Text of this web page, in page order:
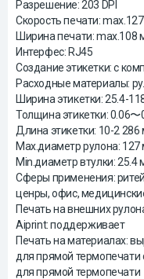
Разрешение: 203 DPI
Скорость печати:
Ширина печати: max.108
Интерфес: RJ45
Создание этикетки: с
Расходные материалы:
Ширина этикетки: 25.4-
Толщина этикетки: 0.06
Длина этикетки: 10-2
Max.диаметр рулона:
Min.диаметр втулки: 25.4
Сферы применения:
ценры, офис,
Печать на внешних
Aiprint: поддерживает
Печать на материалах:
для прямой термопечати
для прямой термопечати